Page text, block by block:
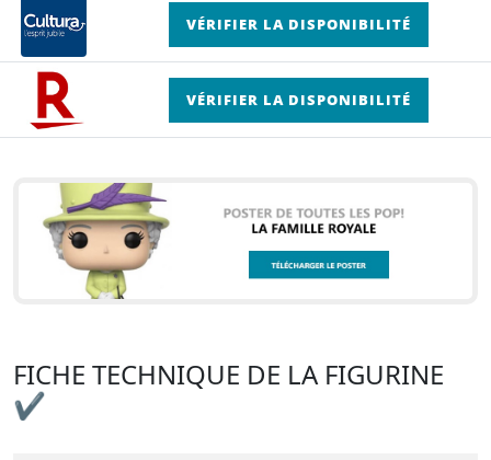
VÉRIFIER LA DISPONIBILITÉ
VÉRIFIER LA DISPONIBILITÉ
FICHE TECHNIQUE DE LA FIGURINE
✔